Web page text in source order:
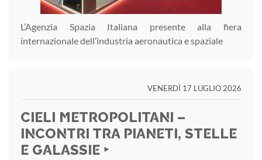
L’Agenzia Spazia Italiana presente alla fiera
internazionale dell’industria aeronautica e spaziale
VENERDÌ 17 LUGLIO 2026
CIELI METROPOLITANI –
INCONTRI TRA PIANETI, STELLE
E GALASSIE ‣